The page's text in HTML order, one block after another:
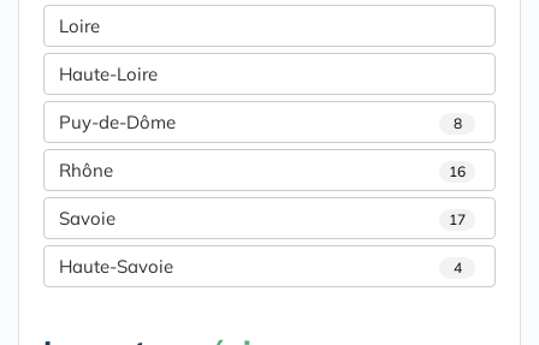
Loire
Haute-Loire
Puy-de-Dôme 8
Rhône 16
Savoie 17
Haute-Savoie 4